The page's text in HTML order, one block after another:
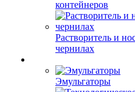
контейнеров
Растворитель и
чернилах
Эмульгаторы